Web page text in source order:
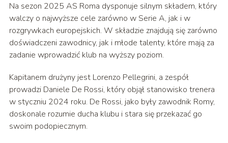
Na sezon 2025 AS Roma dysponuje silnym składem, który
walczy o najwyższe cele zarówno w Serie A, jak i w
rozgrywkach europejskich. W składzie znajdują się zarówno
doświadczeni zawodnicy, jak i młode talenty, które mają za
zadanie wprowadzić klub na wyższy poziom.
Kapitanem drużyny jest Lorenzo Pellegrini, a zespół
prowadzi Daniele De Rossi, który objął stanowisko trenera
w styczniu 2024 roku. De Rossi, jako były zawodnik Romy,
doskonale rozumie ducha klubu i stara się przekazać go
swoim podopiecznym.